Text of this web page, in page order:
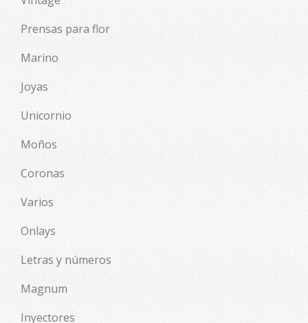
Prensas para flor
Marino
Joyas
Unicornio
Moños
Coronas
Varios
Onlays
Letras y números
Magnum
Inyectores